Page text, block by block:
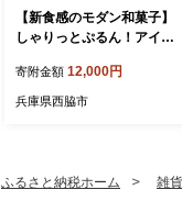
【新食感のモダン和菓子】
しゃりっとぷるん！アイス
寄附金額 12,000円
兵庫県西脇市
ふるさと納税ホーム 雑